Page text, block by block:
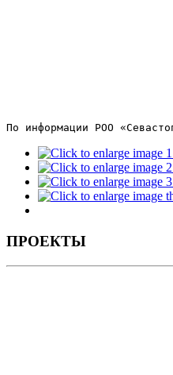
По информации РОО
ПРОЕКТЫ